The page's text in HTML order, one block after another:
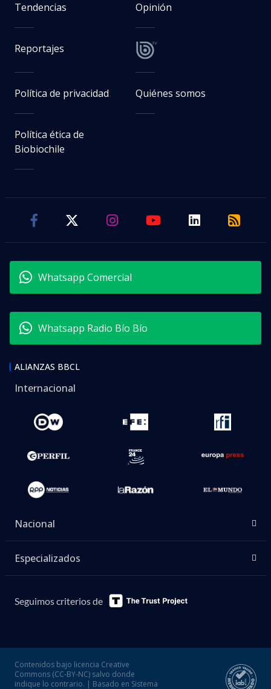
Tendencias Opinión
Reportajes
Política de privacidad Quiénes somos
Política ética de
Biobiochile
Whatsapp Comercial
Whatsapp Radio Bío Bío
ALIANZAS BBCL
Internacional
Nacional
Especializados
Seguimos criterios de
Contenidos bajo licencia Creative
Commons (CC-BY-NC) salvo donde
indique lo contrario. | Basado en Sistema